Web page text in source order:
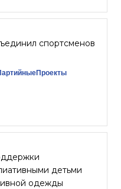
спортсменов
детьми
одежды